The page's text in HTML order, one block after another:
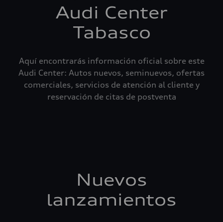
Audi Center
Tabasco
Aquí encontrarás información oficial sobre este
Audi Center: Autos nuevos, seminuevos, ofertas
comerciales, servicios de atención al cliente y
reservación de citas de postventa
Nuevos
lanzamientos